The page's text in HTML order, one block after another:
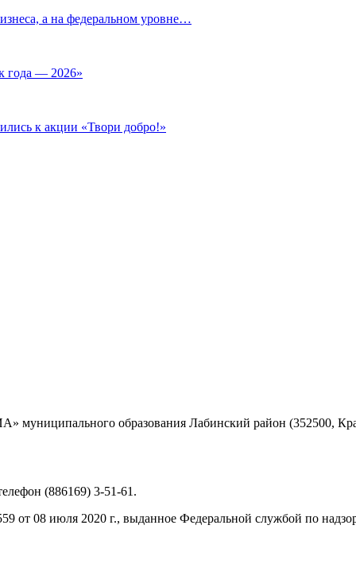
а на федеральном уровне…
года — 2026»
к акции «Твори добро!»
муниципального образования Лабинский район (352500,
(886169) 3-51-61.
08 июля 2020 г., выданное Федеральной службой по